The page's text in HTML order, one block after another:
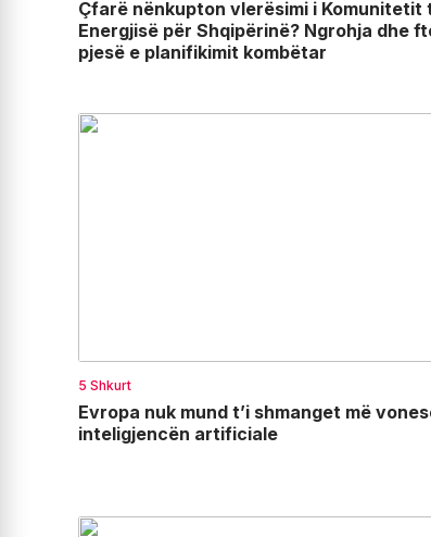
Çfarë nënkupton vlerësimi i Komunitetit
Energjisë për Shqipërinë? Ngrohja dhe
pjesë e planifikimit kombëtar
5 Shkurt
Evropa nuk mund t’i shmanget më
inteligjencën artificiale